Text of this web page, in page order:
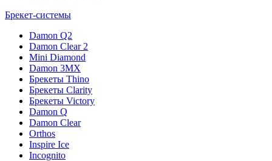
Брекет-системы
Damon Q2
Damon Clear 2
Mini Diamond
Damon 3MX
Брекеты Thino
Брекеты Clarity
Брекеты Victory
Damon Q
Damon Clear
Orthos
Inspire Ice
Incognito